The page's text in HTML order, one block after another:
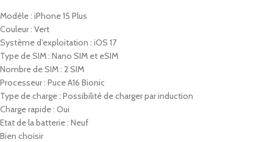
Modèle : iPhone 15 Plus
Couleur : Vert
Système d’exploitation : iOS 17
Type de SIM : Nano SIM et eSIM
Nombre de SIM : 2 SIM
Processeur : Puce A16 Bionic
Type de charge : Possibilité de charger par induction
Charge rapide : Oui
Etat de la batterie : Neuf
Bien choisir